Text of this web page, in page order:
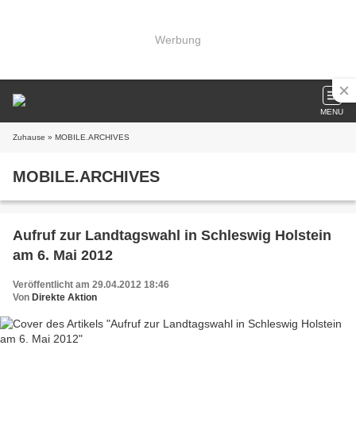
Werbung
MENU
Zuhause » MOBILE.ARCHIVES
MOBILE.ARCHIVES
Aufruf zur Landtagswahl in Schleswig Holstein
am 6. Mai 2012
Veröffentlicht am 29.04.2012 18:46
Von Direkte Aktion